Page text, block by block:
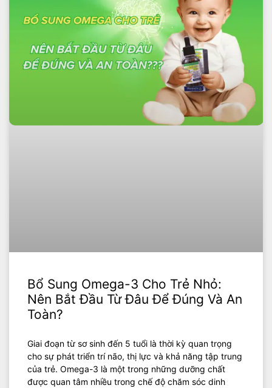
Bổ Sung Omega-3 Cho Trẻ Nhỏ:
Nên Bắt Đầu Từ Đâu Để Đúng Và An
Toàn?
Giai đoạn từ sơ sinh đến 5 tuổi là thời kỳ quan trọng
cho sự phát triển trí não, thị lực và khả năng tập trung
của trẻ. Omega-3 là một trong những dưỡng chất
được quan tâm nhiều trong chế độ chăm sóc dinh